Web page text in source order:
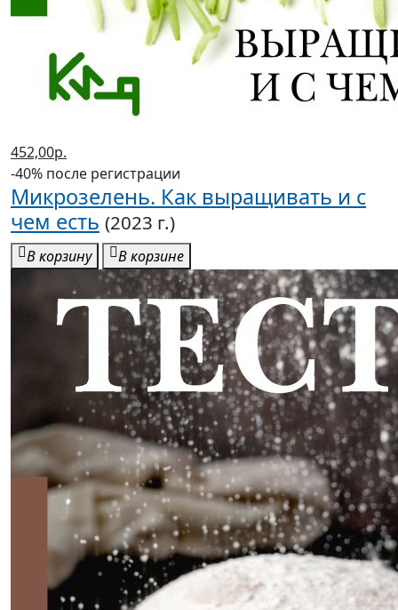
452,00р.
-40% после регистрации
Микрозелень. Как выращивать и с
чем есть (2023 г.)
В корзину В корзине